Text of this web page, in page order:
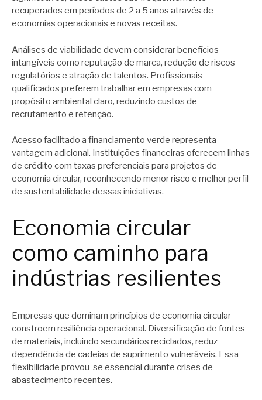
recuperados em períodos de 2 a 5 anos através de
economias operacionais e novas receitas.
Análises de viabilidade devem considerar benefícios
intangíveis como reputação de marca, redução de riscos
regulatórios e atração de talentos. Profissionais
qualificados preferem trabalhar em empresas com
propósito ambiental claro, reduzindo custos de
recrutamento e retenção.
Acesso facilitado a financiamento verde representa
vantagem adicional. Instituições financeiras oferecem linhas
de crédito com taxas preferenciais para projetos de
economia circular, reconhecendo menor risco e melhor perfil
de sustentabilidade dessas iniciativas.
Economia circular
como caminho para
indústrias resilientes
Empresas que dominam princípios de economia circular
constroem resiliência operacional. Diversificação de fontes
de materiais, incluindo secundários reciclados, reduz
dependência de cadeias de suprimento vulneráveis. Essa
flexibilidade provou-se essencial durante crises de
abastecimento recentes.